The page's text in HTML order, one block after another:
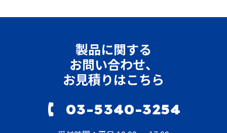
製品に関する
お問い合わせ、
お見積りはこちら
03-5340-3254